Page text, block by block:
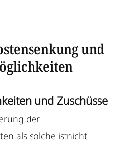
und
und Zuschüsse
der
als solche istnicht